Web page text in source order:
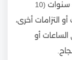
كما يمكن للطالب تمديد مدة الدراسة حتى 5 سنوات (10
أخرى،
الساعات أو